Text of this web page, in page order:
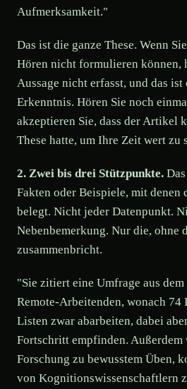
Aufmerksamkeit."
Das ist die ganze These. Wenn
Hören nicht formulieren können,
Aussage nicht erfasst, und das
Erkenntnis. Hören Sie noch
akzeptieren Sie, dass der Artikel
These hatte, um Ihre Zeit wert zu
2. Zwei bis drei Stützpunkte.
Fakten oder Beispiele, mit denen
belegt. Nicht jeder Datenpunkt.
Nebenbemerkung. Nur die, ohne
zusammenbricht.
"Sie zitiert eine Umfrage aus
Remote-Arbeitenden, wonach 74
Listen zwar abarbeiten, dabei
Fortschritt empfinden. Außerdem
Forschung zu bewusstem Üben,
von Kognitionswissenschaftlern